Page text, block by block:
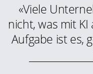
«Viele
nicht, was mit
Aufgabe ist es,